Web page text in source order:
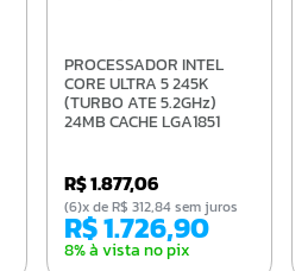
PROCESSADOR INTEL
CORE ULTRA 5 245K
(TURBO ATE 5.2GHz)
24MB CACHE LGA1851
R$ 1.877,06
R$ 1.726,90
8% à vista no pix
(6)x de R$ 312,84 sem juros